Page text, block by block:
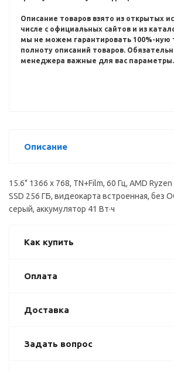
Описание товаров взято из открытых
числе с официальных сайтов и из
мы не можем гарантировать 100%-ную
полноту описаний товаров.
менеджера важные для вас параметры.
Описание
15.6" 1366 x 768, TN+Film, 60 Гц, AMD
SSD 256 ГБ, видеокарта встроенная, без
серый, аккумулятор 41 Вт·ч
Как купить
Оплата
Доставка
Задать вопрос